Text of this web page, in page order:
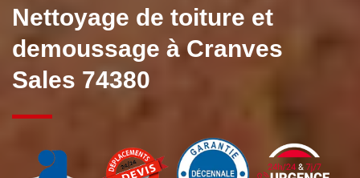
Nettoyage de toiture et
demoussage à Cranves
Sales 74380